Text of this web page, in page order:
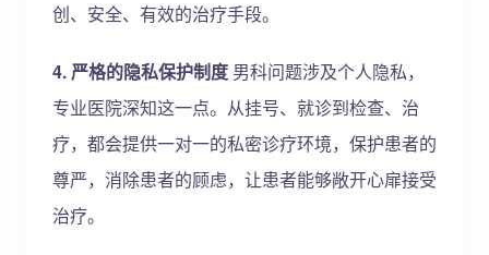
创、安全、有效的治疗手段。
4. 严格的隐私保护制度 男科问题涉及个人隐私，
专业医院深知这一点。从挂号、就诊到检查、治
疗，都会提供一对一的私密诊疗环境，保护患者的
尊严，消除患者的顾虑，让患者能够敞开心扉接受
治疗。